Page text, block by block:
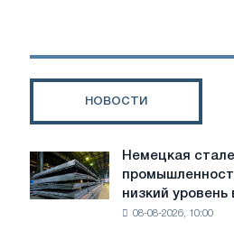
НОВОСТИ
Немецкая
сталелитейная
промышленность
предупреждает:
Немецкая
низкий уровень
08-08-2026, 10:00